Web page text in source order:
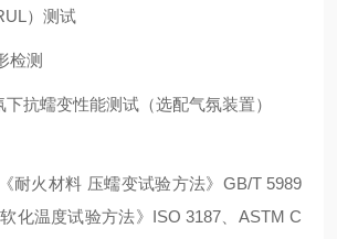
）测试
检测
抗蠕变性能测试（选配气氛装置）
耐火材料 压蠕变试验方法》GB/T 5989
化温度试验方法》ISO 3187、ASTM C